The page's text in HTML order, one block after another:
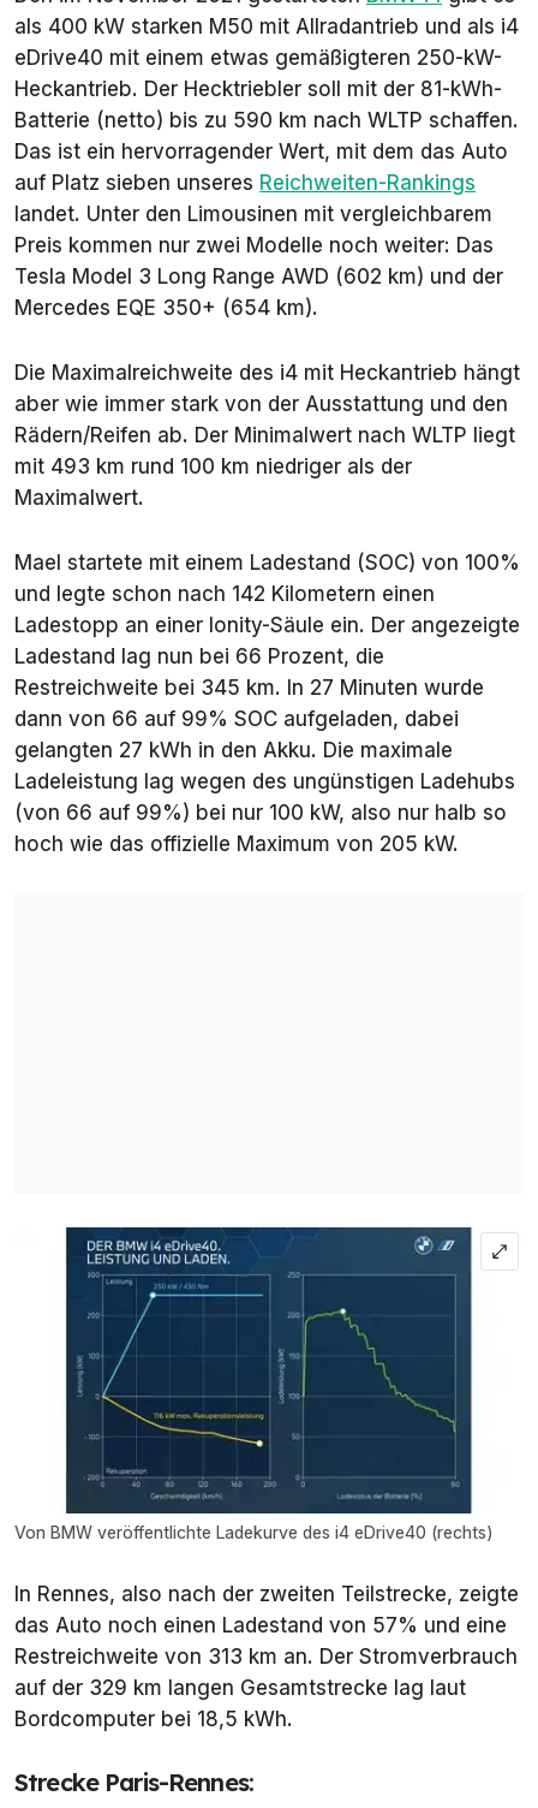
als 400 kW starken M50 mit Allradantrieb und als i4
eDrive40 mit einem etwas gemäßigteren 250-kW-
Heckantrieb. Der Hecktriebler soll mit der 81-kWh-
Batterie (netto) bis zu 590 km nach WLTP schaffen.
Das ist ein hervorragender Wert, mit dem das Auto
auf Platz sieben unseres Reichweiten-Rankings
landet. Unter den Limousinen mit vergleichbarem
Preis kommen nur zwei Modelle noch weiter: Das
Tesla Model 3 Long Range AWD (602 km) und der
Mercedes EQE 350+ (654 km).
Die Maximalreichweite des i4 mit Heckantrieb hängt
aber wie immer stark von der Ausstattung und den
Rädern/Reifen ab. Der Minimalwert nach WLTP liegt
mit 493 km rund 100 km niedriger als der
Maximalwert.
Mael startete mit einem Ladestand (SOC) von 100%
und legte schon nach 142 Kilometern einen
Ladestopp an einer Ionity-Säule ein. Der angezeigte
Ladestand lag nun bei 66 Prozent, die
Restreichweite bei 345 km. In 27 Minuten wurde
dann von 66 auf 99% SOC aufgeladen, dabei
gelangten 27 kWh in den Akku. Die maximale
Ladeleistung lag wegen des ungünstigen Ladehubs
(von 66 auf 99%) bei nur 100 kW, also nur halb so
hoch wie das offizielle Maximum von 205 kW.
Von BMW veröffentlichte Ladekurve des i4 eDrive40 (rechts)
In Rennes, also nach der zweiten Teilstrecke, zeigte
das Auto noch einen Ladestand von 57% und eine
Restreichweite von 313 km an. Der Stromverbrauch
auf der 329 km langen Gesamtstrecke lag laut
Bordcomputer bei 18,5 kWh.
Strecke Paris-Rennes: